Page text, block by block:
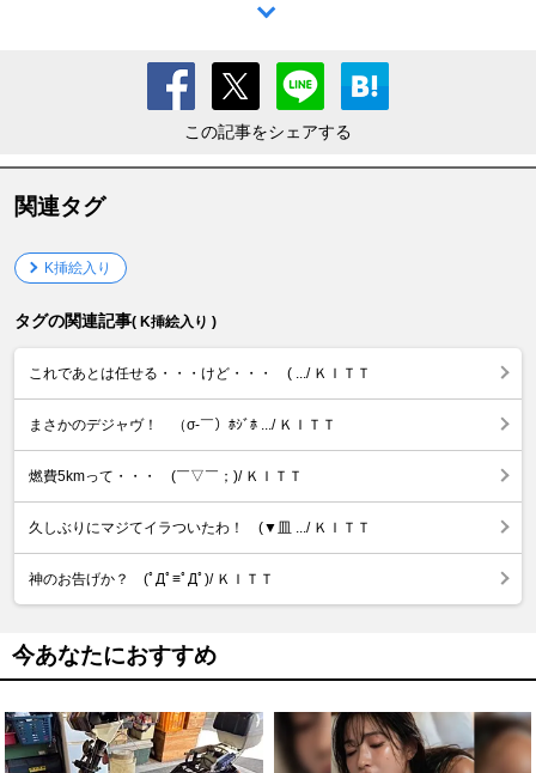
この記事をシェアする
関連タグ
K挿絵入り
タグの関連記事( K挿絵入り )
これであとは任せる・・・けど・・・ ( .../ ＫＩＴＴ
まさかのデジャヴ！ （σ‐￣）ﾎｼﾞﾎ .../ ＫＩＴＴ
燃費5kmって・・・ (￣▽￣；)/ ＫＩＴＴ
久しぶりにマジてイラついたわ！ (▼皿 .../ ＫＩＴＴ
神のお告げか？ (ﾟДﾟ≡ﾟДﾟ)/ ＫＩＴＴ
今あなたにおすすめ